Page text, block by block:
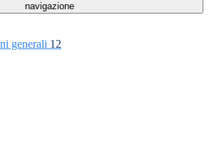
navigazione
generali 12